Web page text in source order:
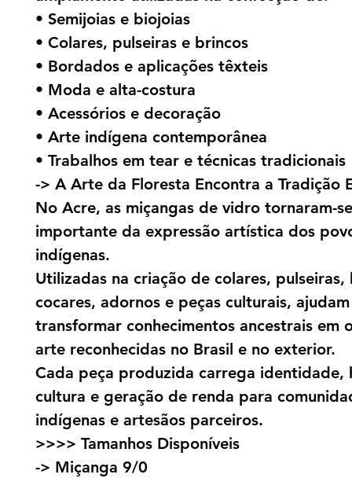
• Semijoias e biojoias
• Colares, pulseiras e brincos
• Bordados e aplicações têxteis
• Moda e alta-costura
• Acessórios e decoração
• Arte indígena contemporânea
• Trabalhos em tear e técnicas tradicionais
-> A Arte da Floresta Encontra a Tradição
No Acre, as miçangas de vidro tornaram-
importante da expressão artística dos
indígenas.
Utilizadas na criação de colares, pulseiras,
cocares, adornos e peças culturais,
transformar conhecimentos ancestrais em
arte reconhecidas no Brasil e no exterior.
Cada peça produzida carrega identidade,
cultura e geração de renda para
indígenas e artesãos parceiros.
>>>> Tamanhos Disponíveis
-> Miçanga 9/0